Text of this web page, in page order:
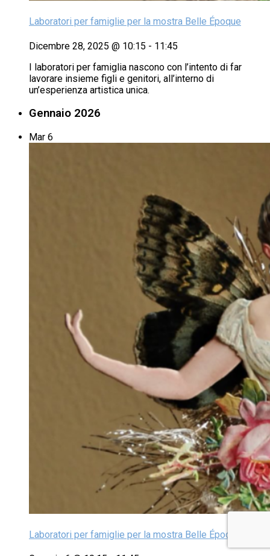
Laboratori per famiglie per la mostra Belle Époque
Dicembre 28, 2025 @ 10:15 - 11:45
I laboratori per famiglia nascono con l’intento di far
lavorare insieme figli e genitori, all’interno di
un’esperienza artistica unica.
Gennaio 2026
Mar 6
Laboratori per famiglie per la mostra Belle Époque